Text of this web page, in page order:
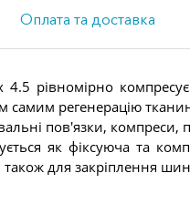
Оплата та доставка
рівномірно
самим регенерацію
пов'язки, компреси,
як фіксуюча та
для закріплення